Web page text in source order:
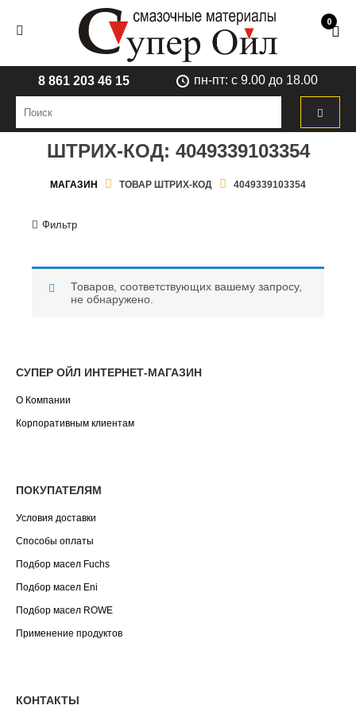
0
8 861 203 46 15 пн-пт: с 9.00 до 18.00
ШТРИХ-КОД: 4049339103354
МАГАЗИН ТОВАР ШТРИХ-КОД 4049339103354
Фильтр
Товаров, соответствующих вашему запросу,
не обнаружено.
СУПЕР ОЙЛ ИНТЕРНЕТ-МАГАЗИН
О Компании
Корпоративным клиентам
ПОКУПАТЕЛЯМ
Условия доставки
Способы оплаты
Подбор масел Fuchs
Подбор масел Eni
Подбор масел ROWE
Применение продуктов
КОНТАКТЫ